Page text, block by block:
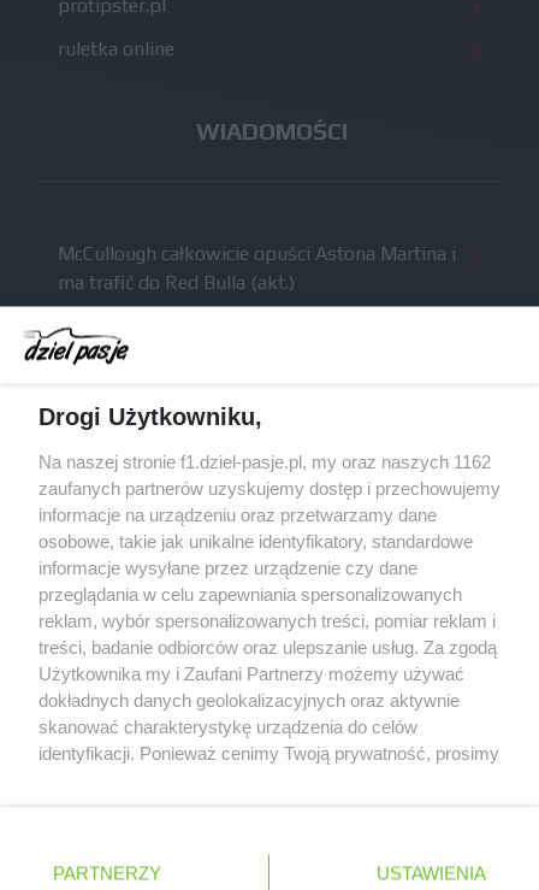
protipster.pl
ruletka online
WIADOMOŚCI
McCullough całkowicie opuści Astona Martina i
ma trafić do Red Bulla (akt.)
Dochód F1 spadł o 61 procent względem
zeszłego sezonu
algorytmach?
Honda uświadomiła sobie skalę problemów z
silnikiem dopiero w styczniu
Audi planuje wprowadzić jeszcze cztery duże
pakiety poprawek w 2026 roku
Polityka prywatności © 2004 - 2026 GPmedia
Kopiowanie treści bez
zgody autorów zabronione.
powiązana w żaden sposób z grupą przedsiębiorstw Formula
One, oraz oznaczeniami F1, FORMULA ONE, FORMULA 1 FIA
Serwis internetowy, z którego korzystasz, używa plików
cookies. Są to pliki instalowane w urządzeniach
końcowych osób korzystających z serwisu, w celu
administrowania serwisem, poprawy jakości
świadczonych usług w tym dostosowania treści serwisu
Dowiedz się więcej o naszej polityce
Drogi Użytkowniku,
Na naszej stronie f1.dziel-pasje.pl, my oraz naszych 1162
zaufanych partnerów uzyskujemy dostęp i przechowujemy
informacje na urządzeniu oraz przetwarzamy dane
osobowe, takie jak unikalne identyfikatory, standardowe
informacje wysyłane przez urządzenie czy dane
przeglądania w celu zapewniania spersonalizowanych
reklam, wybór spersonalizowanych treści, pomiar reklam i
treści, badanie odbiorców oraz ulepszanie usług. Za zgodą
Użytkownika my i Zaufani Partnerzy możemy używać
dokładnych danych geolokalizacyjnych oraz aktywnie
skanować charakterystykę urządzenia do celów
identyfikacji. Ponieważ cenimy Twoją prywatność, prosimy
prywatności znajdujący się w lewym dolnym rogu strony
. Niektóre rodzaje przetwarzania danych nie wymagają
PARTNERZY USTAWIENIA